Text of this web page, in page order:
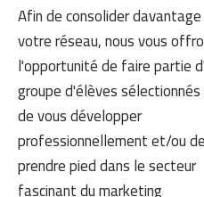
Afin de consolider davantage
votre réseau, nous vous
l'opportunité de faire partie
groupe d'élèves
de vous développer
professionnellement et/ou de
prendre pied dans le secteur
fascinant du marketing